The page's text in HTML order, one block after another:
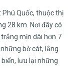
Quốc, thuộc thị
28 km. Nơi đây có
mịn dài hơn 7
bờ cát, lắng
lưu lại những